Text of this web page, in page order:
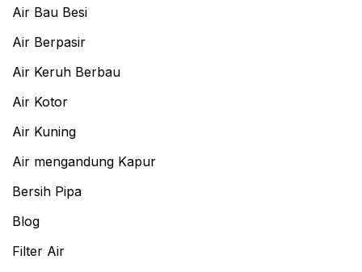
Air Bau Besi
Air Berpasir
Air Keruh Berbau
Air Kotor
Air Kuning
Air mengandung Kapur
Bersih Pipa
Blog
Filter Air